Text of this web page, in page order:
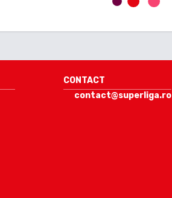
CONTACT
contact@superliga.ro